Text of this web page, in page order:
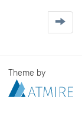
Theme by